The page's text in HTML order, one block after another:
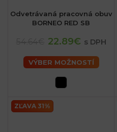
Odvetrávaná pracovná obuv
BORNEO RED SB
22.89€ s DPH
VÝBER MOŽNOSTÍ
ZĽAVA 31%